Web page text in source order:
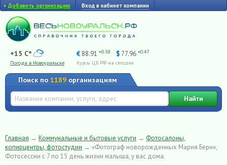
+ Добавить организацию Вход в кабинет компании
+15 C°
Погода в Новоуральске
€ 88.91 +0.38 $ 77.96 +0.47
Курсы ЦБ РФ на сегодня
Поиск по 1189 организациям
Найти
Главная → Коммунальные и бытовые услуги → Фотосалоны,
копирцентры, фотостудии → «Фотограф новорожденных Мария Берн»,
Фотосессии с 7 по 15 день жизни малыша, у вас дома.